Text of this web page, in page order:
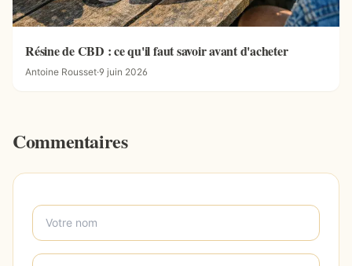
Résine de CBD : ce qu'il faut savoir avant d'acheter
Antoine Rousset·9 juin 2026
Commentaires